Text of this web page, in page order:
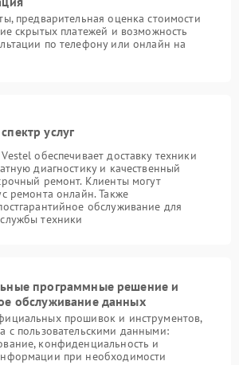
предварительная оценка стоимости
скрытых платежей и возможность
по телефону или онлайн на
услуг
обеспечивает доставку техники
диагностику и качественный
ремонт. Клиенты могут
ремонта онлайн. Также
обслуживание для
техники
программные решение и
обслуживание данных
прошивок и инструментов,
с пользовательскими данными:
конфиденциальность и
при необходимости